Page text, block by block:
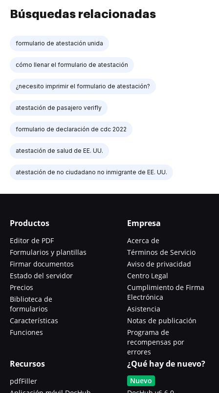
Búsquedas relacionadas
formulario de atestación unida
cómo llenar el formulario de atestación
¿necesito imprimir el formulario de atestación?
atestación de pasajero verifly
formulario de declaración de cdc 2022
atestación de salud de EE. UU.
atestación de no ciudadano no inmigrante de EE. UU.
Productos
Editor de PDF
Formularios y plantillas
Firmar documentos
Estado del servidor
Precios
Biblioteca de
formularios
Características
Funciones
Empresa
Acerca de
Términos de Servicio
Aviso de privacidad
Centro Legal
Cumplimiento de Firma
Electrónica
Asistencia
Notas de publicación
Programa de
recompensas por
errores
Recursos
pdfFiller
¿Qué hay de nuevo?
Nuevo